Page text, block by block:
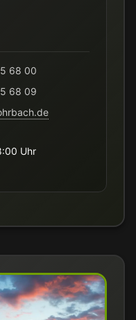
68 00
68 09
Uhr